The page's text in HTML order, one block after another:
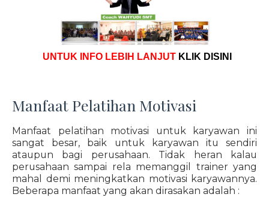
UNTUK INFO LEBIH LANJUT KLIK DISINI
Manfaat Pelatihan Motivasi
Manfaat pelatihan motivasi untuk karyawan ini
sangat besar, baik untuk karyawan itu sendiri
ataupun bagi perusahaan. Tidak heran kalau
perusahaan sampai rela memanggil trainer yang
mahal demi meningkatkan motivasi karyawannya.
Beberapa manfaat yang akan dirasakan adalah :